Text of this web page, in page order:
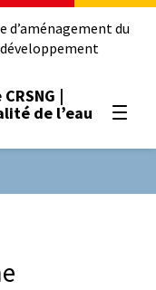
d’aménagement du
|
de l’eau